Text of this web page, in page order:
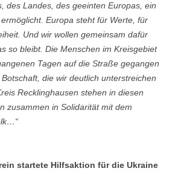
des Landes, des geeinten Europas, ein
Europa steht für Werte, für
Und wir wollen gemeinsam dafür
so bleibt. Die Menschen im Kreisgebiet
Tagen auf die Straße gegangen
die wir deutlich unterstreichen
Recklinghausen stehen in diesen
zusammen in Solidarität mit dem
startete Hilfsaktion für die Ukraine